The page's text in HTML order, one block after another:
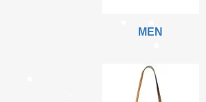
MEN
Créer une liste d'envies